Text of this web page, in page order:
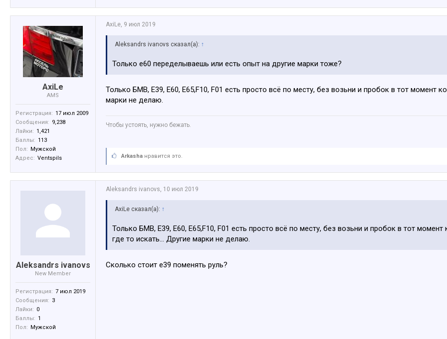
AxiLe
AMS
Регистрация: 17 июл 2009
Сообщения: 9,238
Лайки: 1,421
Баллы: 113
Пол: Мужской
Адрес: Ventspils
AxiLe, 9 июл 2019
Aleksandrs ivanovs сказал(а): ↑
Только е60 переделываешь или есть опыт на другие марки тоже?
Только БМВ, Е39, Е60, Е65,F10, F01 есть просто всё по месту, без возьни и пробок в тот момент
марки не делаю.
Чтобы устоять, нужно бежать.
Arkasha нравится это.
Aleksandrs ivanovs
New Member
Регистрация: 7 июл 2019
Сообщения: 3
Лайки: 0
Баллы: 1
Пол: Мужской
Aleksandrs ivanovs, 10 июл 2019
AxiLe сказал(а): ↑
Только БМВ, Е39, Е60, Е65,F10, F01 есть просто всё по месту, без возьни и пробок в тот момент
где то искать... Другие марки не делаю.
Сколько стоит е39 поменять руль?